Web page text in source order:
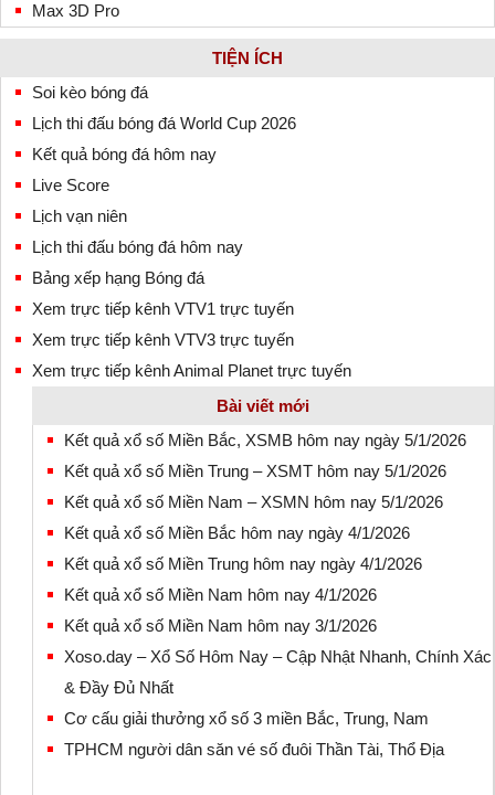
Max 3D Pro
TIỆN ÍCH
Soi kèo bóng đá
Lịch thi đấu bóng đá World Cup 2026
Kết quả bóng đá hôm nay
Live Score
Lịch vạn niên
Lịch thi đấu bóng đá hôm nay
Bảng xếp hạng Bóng đá
Xem trực tiếp kênh VTV1 trực tuyến
Xem trực tiếp kênh VTV3 trực tuyến
Xem trực tiếp kênh Animal Planet trực tuyến
Bài viết mới
Kết quả xổ số Miền Bắc, XSMB hôm nay ngày 5/1/2026
Kết quả xổ số Miền Trung – XSMT hôm nay 5/1/2026
Kết quả xổ số Miền Nam – XSMN hôm nay 5/1/2026
Kết quả xổ số Miền Bắc hôm nay ngày 4/1/2026
Kết quả xổ số Miền Trung hôm nay ngày 4/1/2026
Kết quả xổ số Miền Nam hôm nay 4/1/2026
Kết quả xổ số Miền Nam hôm nay 3/1/2026
Xoso.day – Xổ Số Hôm Nay – Cập Nhật Nhanh, Chính Xác
& Đầy Đủ Nhất
Cơ cấu giải thưởng xổ số 3 miền Bắc, Trung, Nam
TPHCM người dân săn vé số đuôi Thần Tài, Thổ Địa